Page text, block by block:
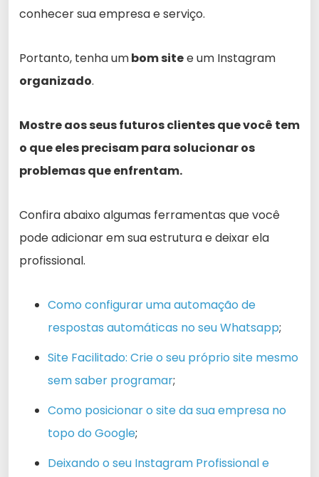
conhecer sua empresa e serviço.
Portanto, tenha umbom sitee um Instagram
organizado.
Mostre aos seus futuros clientes que você tem
o que eles precisam para solucionar os
problemas que enfrentam.
Confira abaixo algumas ferramentas que você
pode adicionar em sua estrutura e deixar ela
profissional.
Como configurar uma automação de
respostas automáticas no seu Whatsapp;
Site Facilitado: Crie o seu próprio site mesmo
sem saber programar;
Como posicionar o site da sua empresa no
topo do Google;
Deixando o seu Instagram Profissional e